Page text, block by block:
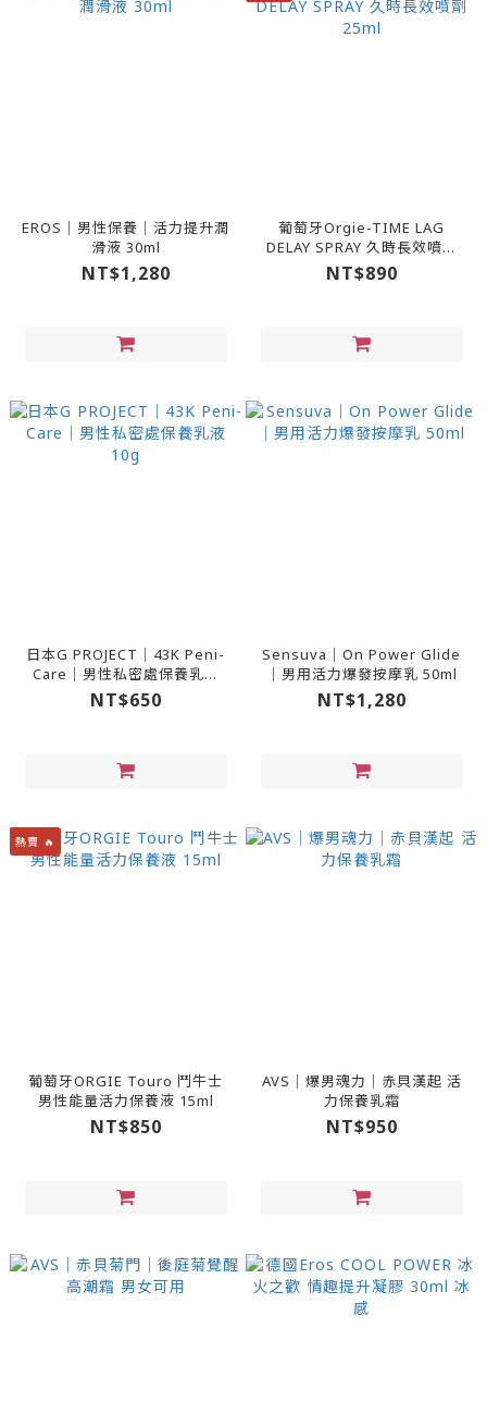
EROS｜男性保養｜活力提升潤
滑液 30ml
NT$1,280
葡萄牙Orgie-TIME LAG
DELAY SPRAY 久時長效噴劑
25ml
NT$890
日本G PROJECT｜43K Peni-
Care｜男性私密處保養乳液
10g
NT$650
Sensuva｜On Power Glide
｜男用活力爆發按摩乳 50ml
NT$1,280
熱賣 🔥
葡萄牙ORGIE Touro 鬥牛士
男性能量活力保養液 15ml
NT$850
AVS｜爆男魂力｜赤貝漢起 活
力保養乳霜
NT$950